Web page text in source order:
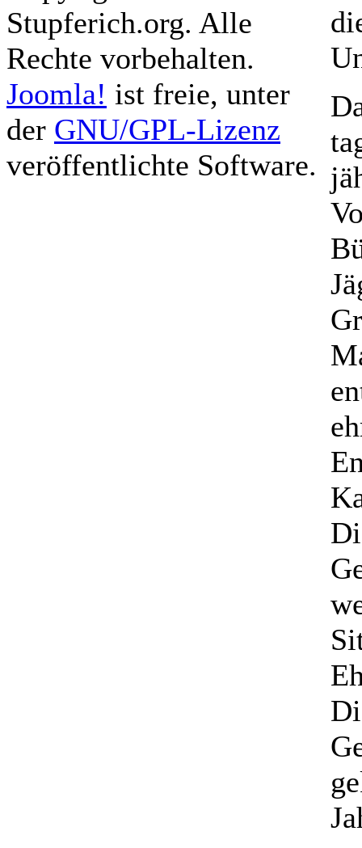
Stupferich.org. Alle
Rechte vorbehalten.
Joomla! ist freie, unter
der GNU/GPL-Lizenz
veröffentlichte Software.